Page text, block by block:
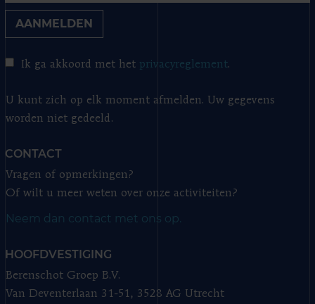
AANMELDEN
Ik ga akkoord met het privacyreglement.
U kunt zich op elk moment afmelden. Uw gegevens
worden niet gedeeld.
CONTACT
Vragen of opmerkingen?
Of wilt u meer weten over onze activiteiten?
Neem dan contact met ons op.
HOOFDVESTIGING
Berenschot Groep B.V.
Van Deventerlaan 31-51, 3528 AG Utrecht